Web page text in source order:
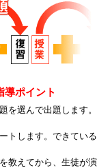
導ポイント
を選んで出題します。
トします。できている
教えてから、生徒が演